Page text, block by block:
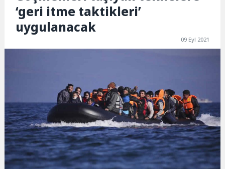
‘geri itme taktikleri’
uygulanacak
09 Eyl 2021